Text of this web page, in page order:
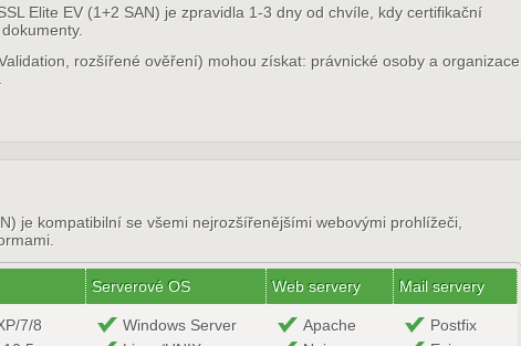
Elite EV (1+2 SAN) je zpravidla 1-3 dny od chvíle, kdy certifikační
rozšířené ověření) mohou získat: právnické osoby a organizace,
je kompatibilní se všemi nejrozšířenějšími webovými prohlížeči,
Serverové OS Web servery Mail servery
7/8
Windows Server
Apache
Postfix